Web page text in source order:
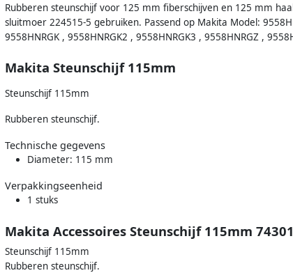
Rubberen steunschijf voor 125 mm fiberschijven en 125 mm
sluitmoer 224515-5 gebruiken. Passend op Makita Model:
9558HNRGK , 9558HNRGK2 , 9558HNRGK3 , 9558HNRGZ ,
Makita Steunschijf 115mm
Steunschijf 115mm
Rubberen steunschijf.
Technische gegevens
Diameter: 115 mm
Verpakkingseenheid
1 stuks
Makita Accessoires Steunschijf 115mm
Steunschijf 115mm
Rubberen steunschijf.